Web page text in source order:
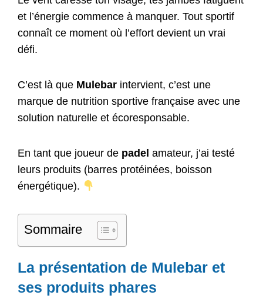
et l’énergie commence à manquer. Tout sportif
connaît ce moment où l’effort devient un vrai
défi.
C’est là que Mulebar intervient, c’est une
marque de nutrition sportive française avec une
solution naturelle et écoresponsable.
En tant que joueur de padel amateur, j’ai testé
leurs produits (barres protéinées, boisson
énergétique).
Sommaire
La présentation de Mulebar et
ses produits phares